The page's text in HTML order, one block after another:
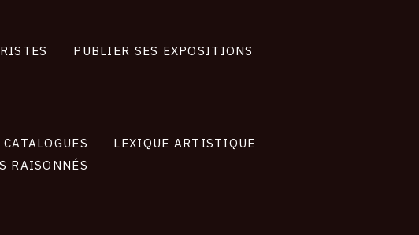
PUBLIER SES EXPOSITIONS
LEXIQUE ARTISTIQUE
RAISONNÉS